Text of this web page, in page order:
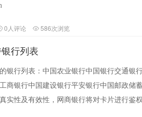
0人评论 586次浏览
行列表
银行列表：中国农业银行中国银行交通银
商银行中国建设银行平安银行中国邮政储
实性及有效性，网商银行将对卡片进行鉴